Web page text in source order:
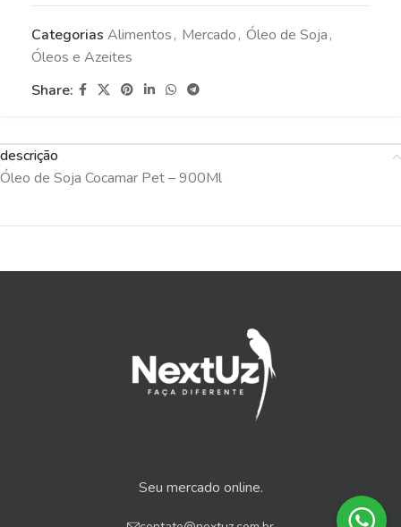
Categorias Alimentos, Mercado, Óleo de Soja,
Óleos e Azeites
Share:
descrição
Óleo de Soja Cocamar Pet – 900Ml
Seu mercado online.